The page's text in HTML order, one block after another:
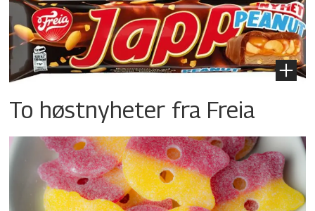
To høstnyheter fra Freia